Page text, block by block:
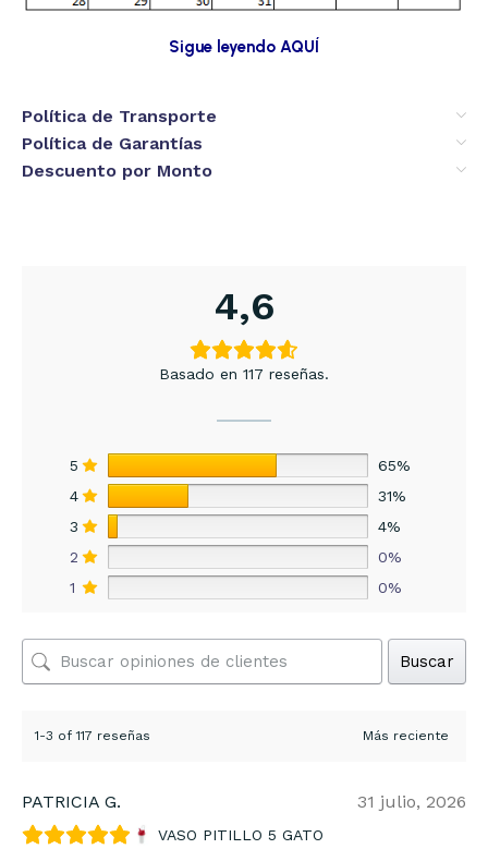
Sigue leyendo AQUÍ
Política de Transporte
Política de Garantías
Descuento por Monto
4,6
Basado en 117 reseñas.
5
65%
4
31%
3
4%
2
0%
1
0%
Buscar
1-3 of 117 reseñas
PATRICIA G. 31 julio, 2026
VASO PITILLO 5 GATO